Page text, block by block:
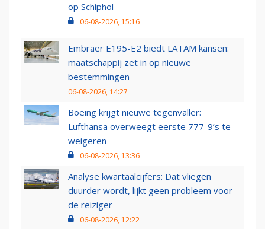
op Schiphol
06-08-2026, 15:16
Embraer E195-E2 biedt LATAM kansen:
maatschappij zet in op nieuwe
bestemmingen
06-08-2026, 14:27
Boeing krijgt nieuwe tegenvaller:
Lufthansa overweegt eerste 777-9’s te
weigeren
06-08-2026, 13:36
Analyse kwartaalcijfers: Dat vliegen
duurder wordt, lijkt geen probleem voor
de reiziger
06-08-2026, 12:22